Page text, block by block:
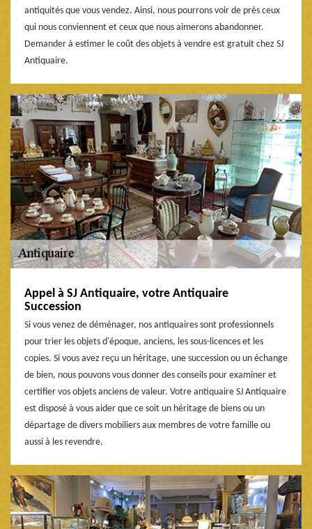
antiquités que vous vendez. Ainsi, nous pourrons voir de près ceux
qui nous conviennent et ceux que nous aimerons abandonner.
Demander à estimer le coût des objets à vendre est gratuit chez SJ
Antiquaire.
Appel à SJ Antiquaire, votre Antiquaire
Succession
Si vous venez de déménager, nos antiquaires sont professionnels
pour trier les objets d'époque, anciens, les sous-licences et les
copies. Si vous avez reçu un héritage, une succession ou un échange
de bien, nous pouvons vous donner des conseils pour examiner et
certifier vos objets anciens de valeur. Votre antiquaire SJ Antiquaire
est disposé à vous aider que ce soit un héritage de biens ou un
départage de divers mobiliers aux membres de votre famille ou
aussi à les revendre.